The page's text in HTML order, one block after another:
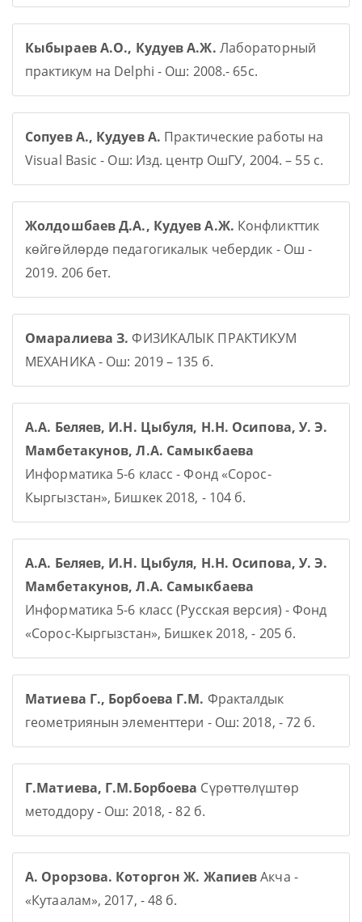
Кыбыраев А.О., Кудуев А.Ж. Лабораторный
практикум на Delphi - Ош: 2008.- 65с.
Сопуев А., Кудуев А. Практические работы на
Visual Basic - Ош: Изд. центр ОшГУ, 2004. – 55 с.
Жолдошбаев Д.А., Кудуев А.Ж. Конфликттик
көйгөйлөрдө педагогикалык чебердик - Ош -
2019. 206 бет.
Омаралиева З. ФИЗИКАЛЫК ПРАКТИКУМ
МЕХАНИКА - Ош: 2019 – 135 б.
А.А. Беляев, И.Н. Цыбуля, Н.Н. Осипова, У. Э.
Мамбетакунов, Л.А. Самыкбаева
Информатика 5-6 класс - Фонд «Сорос-
Кыргызстан», Бишкек 2018, - 104 б.
А.А. Беляев, И.Н. Цыбуля, Н.Н. Осипова, У. Э.
Мамбетакунов, Л.А. Самыкбаева
Информатика 5-6 класс (Русская версия) - Фонд
«Сорос-Кыргызстан», Бишкек 2018, - 205 б.
Матиева Г., Борбоева Г.М. Фракталдык
геометриянын элементтери - Ош: 2018, - 72 б.
Г.Матиева, Г.М.Борбоева Сүрөттөлүштөр
методдору - Ош: 2018, - 82 б.
А. Орорзова. Которгон Ж. ЖапиевАкча -
«Кутаалам», 2017, - 48 б.